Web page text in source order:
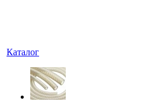
Каталог